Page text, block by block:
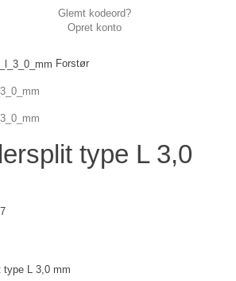
Glemt kodeord?
Opret konto
Forstør
type L 3,0
type L 3,0 mm